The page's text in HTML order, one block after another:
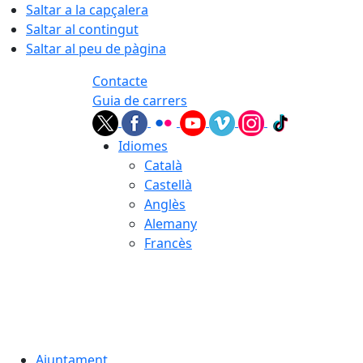
Saltar a la capçalera
Saltar al contingut
Saltar al peu de pàgina
Contacte
Guia de carrers
Idiomes
Català
Castellà
Anglès
Alemany
Francès